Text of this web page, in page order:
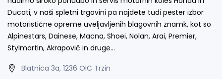
Ducati, v naši spletni trgovini pa najdete tudi pester izbor
motoristične opreme uveljavljenih blagovnih znamk, kot so
Alpinestars, Dainese, Macna, Shoei, Nolan, Arai, Premier,
Stylmartin, Akrapovič in druge…
Blatnica 3a, 1236 OIC Trzin